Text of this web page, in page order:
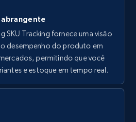
- find products by using
Brand, Description, Initial
Reviews count, and
abrangente
SKU Tracking fornece uma visão
desempenho do produto em
permitindo que você
e estoque em tempo real.